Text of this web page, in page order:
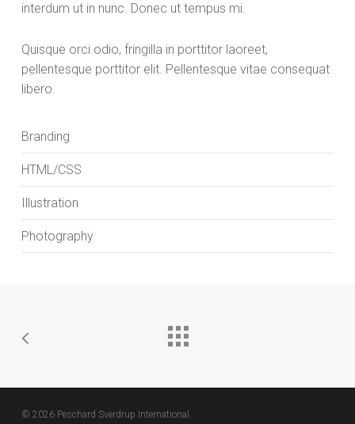
interdum ut in nunc. Donec ut tempus mi.
Quisque orci odio, fringilla in porttitor laoreet,
pellentesque porttitor elit. Pellentesque vitae consequat
libero.
Branding
HTML/CSS
Illustration
Photography
© 2026 Peschard Sverdrup International.